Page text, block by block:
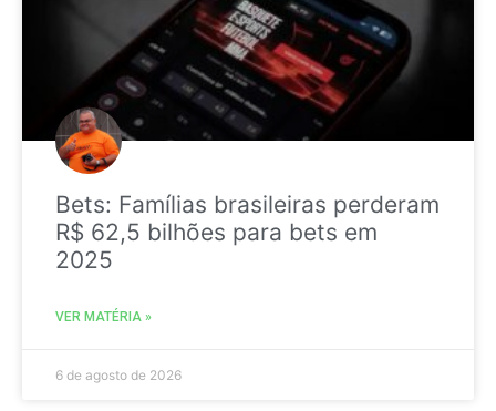
Bets: Famílias brasileiras perderam
R$ 62,5 bilhões para bets em
2025
VER MATÉRIA »
6 de agosto de 2026